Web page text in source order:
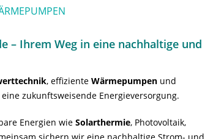
– Ihrem Weg in eine nachhaltige und
, effiziente Wärmepumpen und
zukunftsweisende Energieversorgung.
Energien wie Solarthermie, Photovoltaik,
sichern wir eine nachhaltige Strom- und